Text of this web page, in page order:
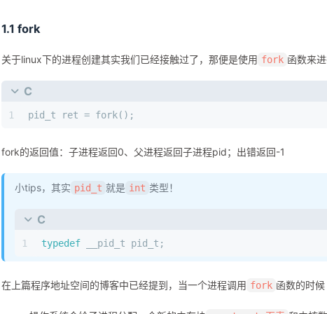
1.1 fork
关于linux下的进程创建其实我们已经接触过了，那便是使用 fork 函数来
C
1 pid_t ret = fork();
fork的返回值：子进程返回0、父进程返回子进程pid；出错返回-1
小tips，其实 pid_t 就是 int 类型！
C
1 typedef __pid_t pid_t ;
在上篇程序地址空间的博客中已经提到，当一个进程调用 fork 函数的时候